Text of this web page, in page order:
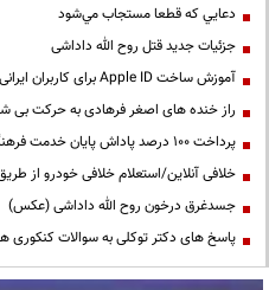
دعايي كه قطعا مستجاب مي‌شود
جزئیات جدید قتل روح الله داداشی
آموزش ساخت Apple ID برای کاربران ایرانی
راز خنده های اصغر فرهادی به حرکت بی
پرداخت ۱۰۰ درصد پاداش پایان خدمت فرهنگیان
خلافی آنلاین/استعلام خلافی خودرو از
جسدغرق درخون روح الله داداشی (عکس)
پاسخ های دکتر توکلی به سوالات کنکوری